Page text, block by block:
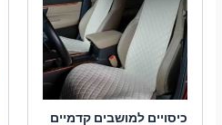
כיסויים למושבים קדמיים